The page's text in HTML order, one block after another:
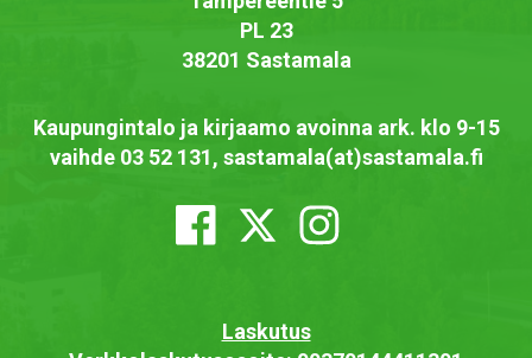
PL 23
38201 Sastamala
Kaupungintalo ja kirjaamo avoinna ark. klo 9-15
vaihde 03 52 131, sastamala(at)sastamala.fi
Laskutus